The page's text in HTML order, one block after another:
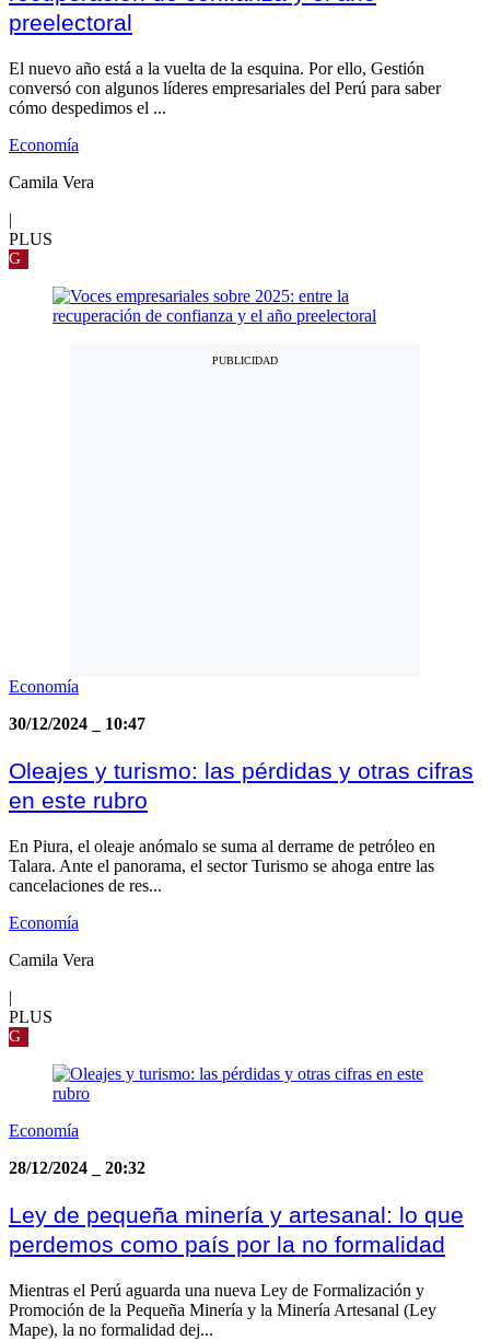
preelectoral
El nuevo año está a la vuelta de la esquina. Por ello, Gestión
conversó con algunos líderes empresariales del Perú para saber
cómo despedimos el ...
Economía
Camila Vera
|
PLUS
G
Economía
30/12/2024
10:47
Oleajes y turismo: las pérdidas y otras cifras
en este rubro
En Piura, el oleaje anómalo se suma al derrame de petróleo en
Talara. Ante el panorama, el sector Turismo se ahoga entre las
cancelaciones de res...
Economía
Camila Vera
|
PLUS
G
Economía
28/12/2024
20:32
Ley de pequeña minería y artesanal: lo que
perdemos como país por la no formalidad
Mientras el Perú aguarda una nueva Ley de Formalización y
Promoción de la Pequeña Minería y la Minería Artesanal (Ley
Mape), la no formalidad dej...